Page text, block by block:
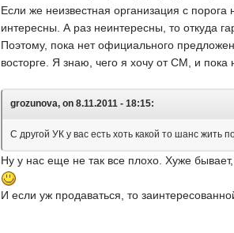
Если же неизвестная организация с
интересны. А раз неинтересны, то откуда
Поэтому, пока нет официального
восторге. Я знаю, чего я хочу от СМ, и пока
grozunova, on 8.11.2011 - 18:15:
С другой УК у вас есть хоть какой то шанс жить
Ну у нас еще не так все плохо. Хуже
И если уж продаваться, то